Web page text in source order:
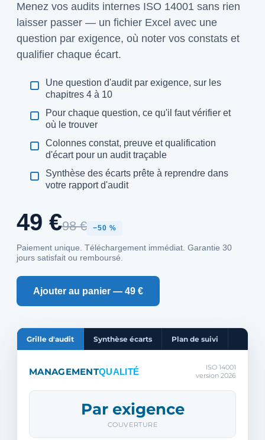
Menez vos audits internes ISO 14001 sans rien
laisser passer — un fichier Excel avec une
question par exigence, où noter vos constats et
qualifier chaque écart.
Une question d'audit par exigence, sur les
chapitres 4 à 10
Pour chaque question, ce qu'il faut vérifier et
où le trouver
Colonnes constat, preuve et qualification
d'écart pour un audit traçable
Synthèse des écarts prête à reprendre dans
votre rapport d'audit
49 €98 € −50 %
Paiement unique. Téléchargement immédiat. Garantie 30
jours satisfait ou remboursé.
Ajouter au panier — 49 €
Grille d'audit Synthèse écarts Plan de suivi
MANAGEMENTQUALITÉ
ISO 14001
version 2026
Par exigence
COUVERTURE